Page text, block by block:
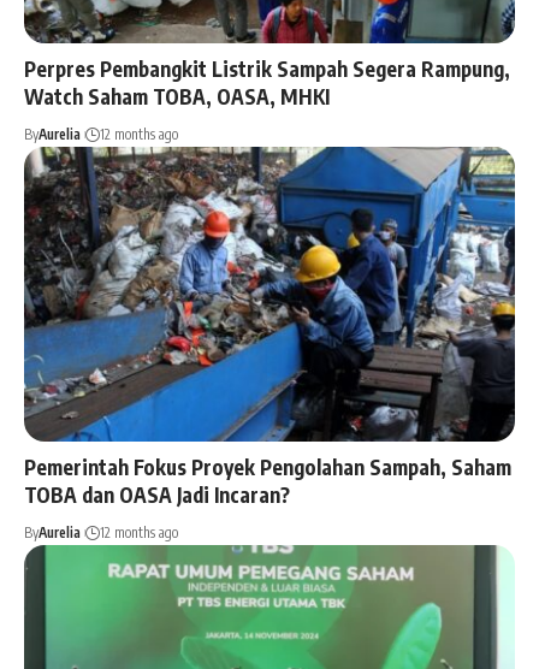
Perpres Pembangkit Listrik Sampah Segera Rampung,
Watch Saham TOBA, OASA, MHKI
ByAurelia 12 months ago
Pemerintah Fokus Proyek Pengolahan Sampah, Saham
TOBA dan OASA Jadi Incaran?
ByAurelia 12 months ago